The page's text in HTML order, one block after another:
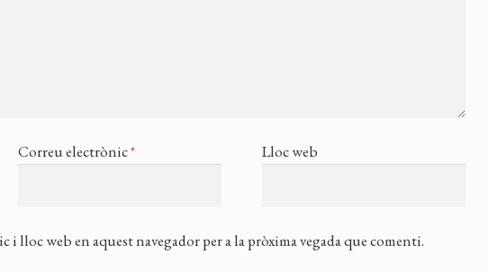
Correu electrònic* Lloc web
i lloc web en aquest navegador per a la pròxima vegada que comenti.